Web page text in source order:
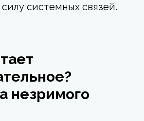
системных связей.
незримого